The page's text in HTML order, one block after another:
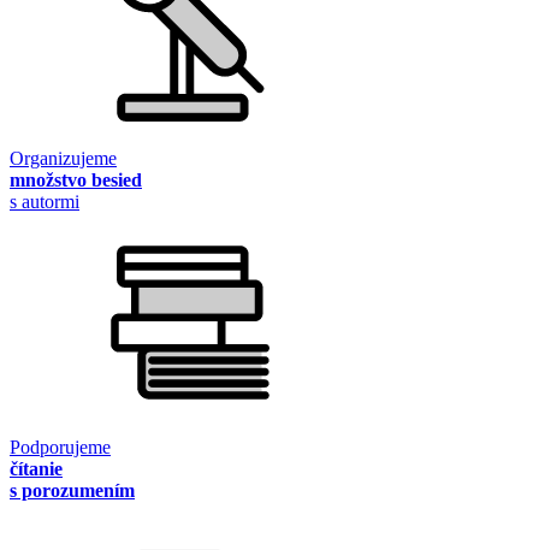
Organizujeme
množstvo besied
s autormi
Podporujeme
čítanie
s porozumením